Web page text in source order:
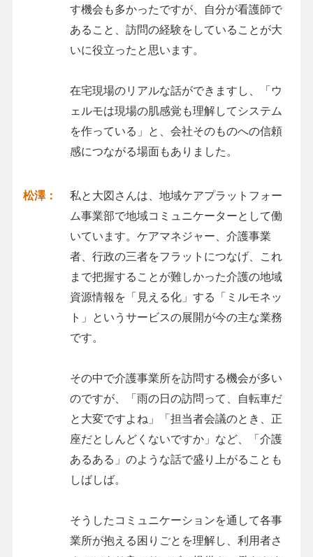
す機会も多かったですが、自分が看護師で
あること、訪問の経験をしていることが大
いに役立ったと思います。
在宅現場のリアルな話ができますし、「ウ
ェルモは現場の肌感覚も理解してシステム
を作っている」と、会社そのものへの信頼
感につながる場面もありました。
松澤：
私と大図さんは、地域ケアプラットフォー
ム事業部で地域コミュニケーターとして働
いています。ケアマネジャー、介護事業
者、行政の三者をフラットにつなげ、これ
まで把握することが難しかった介護の地域
資源情報を「見える化」する「ミルモネッ
ト」というサービスの展開が今の主な業務
です。
その中で介護事業所を訪問する機会が多い
のですが、「雨の日の訪問って、自転車だ
と大変ですよね」「担当者会議のとき、正
座だとしんどくないですか」など、「介護
あるある」のような話で盛り上がることも
しばしば。
そうしたコミュニケーションを通して各事
業所が抱える困りごとを理解し、利用者さ